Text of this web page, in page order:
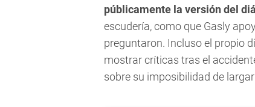
públicamente la versión del
escudería, como que Gasly
preguntaron. Incluso el propio
mostrar críticas tras el
sobre su imposibilidad de